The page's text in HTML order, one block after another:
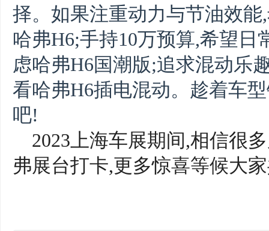
择。如果注重动力与节油效
哈弗H6;手持10万预算,希望
虑哈弗H6国潮版;追求混动乐
看哈弗H6插电混动。趁着车
吧!
2023上海车展期间,相信很
弗展台打卡,更多惊喜等候大